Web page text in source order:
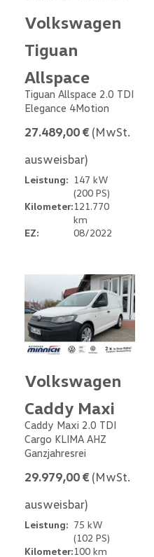
Volkswagen
Tiguan
Allspace
Tiguan Allspace 2.0 TDI
Elegance 4Motion
27.489,00 € (MwSt.
ausweisbar)
Leistung: 147 kW
(200 PS)
Kilometer:121.770
km
EZ:
08/2022
Volkswagen
Caddy Maxi
Caddy Maxi 2.0 TDI
Cargo KLIMA AHZ
Ganzjahresrei
29.979,00 € (MwSt.
ausweisbar)
Leistung: 75 kW
(102 PS)
Kilometer:100 km